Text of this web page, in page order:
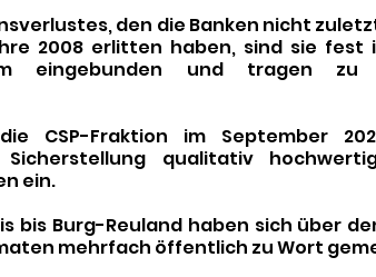
den die Banken nicht
2008 erlitten haben, sind sie fest
eingebunden und tragen zu
CSP-Fraktion im September
Sicherstellung qualitativ
ein.
bis Burg-Reuland haben sich über
mehrfach öffentlich zu Wort